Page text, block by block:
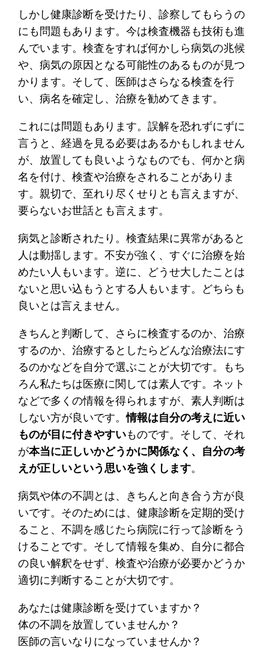
しかし健康診断を受けたり、診察してもらうの
にも問題もあります。今は検査機器も技術も進
んでいます。検査をすれば何かしら病気の兆候
や、病気の原因となる可能性のあるものが見つ
かります。そして、医師はさらなる検査を行
い、病名を確定し、治療を勧めてきます。
これには問題もあります。誤解を恐れずにずに
言うと、経過を見る必要はあるかもしれません
が、放置しても良いようなものでも、何かと病
名を付け、検査や治療をされることがありま
す。親切で、至れり尽くせりとも言えますが、
要らないお世話とも言えます。
病気と診断されたり。検査結果に異常があると
人は動揺します。不安が強く、すぐに治療を始
めたい人もいます。逆に、どうせ大したことは
ないと思い込もうとする人もいます。どちらも
良いとは言えません。
きちんと判断して、さらに検査するのか、治療
するのか、治療するとしたらどんな治療法にす
るのかなどを自分で選ぶことが大切です。もち
ろん私たちは医療に関しては素人です。ネット
などで多くの情報を得られますが、素人判断は
しない方が良いです。情報は自分の考えに近い
ものが目に付きやすいものです。そして、それ
が本当に正しいかどうかに関係なく、自分の考
えが正しいという思いを強くします。
病気や体の不調とは、きちんと向き合う方が良
いです。そのためには、健康診断を定期的受け
ること、不調を感じたら病院に行って診断をう
けることです。そして情報を集め、自分に都合
の良い解釈をせず、検査や治療が必要かどうか
適切に判断することが大切です。
あなたは健康診断を受けていますか？
体の不調を放置していませんか？
医師の言いなりになっていませんか？